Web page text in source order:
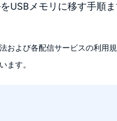
USBメモリに移す手順ま
よび各配信サービスの利用
ます。